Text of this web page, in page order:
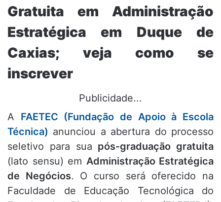
Gratuita em Administração
Estratégica em Duque de
Caxias; veja como se
inscrever
Publicidade...
A FAETEC (Fundação de Apoio à Escola
Técnica) anunciou a abertura do processo
seletivo para sua pós-graduação gratuita
(lato sensu) em Administração Estratégica
de Negócios. O curso será oferecido na
Faculdade de Educação Tecnológica do